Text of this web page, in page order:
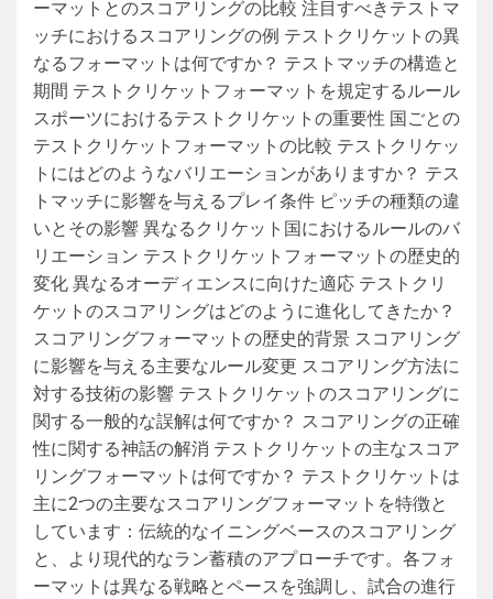
ーマットとのスコアリングの比較 注目すべきテストマ
ッチにおけるスコアリングの例 テストクリケットの異
なるフォーマットは何ですか？ テストマッチの構造と
期間 テストクリケットフォーマットを規定するルール
スポーツにおけるテストクリケットの重要性 国ごとの
テストクリケットフォーマットの比較 テストクリケッ
トにはどのようなバリエーションがありますか？ テス
トマッチに影響を与えるプレイ条件 ピッチの種類の違
いとその影響 異なるクリケット国におけるルールのバ
リエーション テストクリケットフォーマットの歴史的
変化 異なるオーディエンスに向けた適応 テストクリ
ケットのスコアリングはどのように進化してきたか？
スコアリングフォーマットの歴史的背景 スコアリング
に影響を与える主要なルール変更 スコアリング方法に
対する技術の影響 テストクリケットのスコアリングに
関する一般的な誤解は何ですか？ スコアリングの正確
性に関する神話の解消 テストクリケットの主なスコア
リングフォーマットは何ですか？ テストクリケットは
主に2つの主要なスコアリングフォーマットを特徴と
しています：伝統的なイニングベースのスコアリング
と、より現代的なラン蓄積のアプローチです。各フォ
ーマットは異なる戦略とペースを強調し、試合の進行